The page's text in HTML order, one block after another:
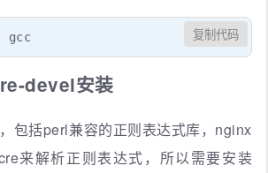
gcc 复制代码
devel安装
包括perl兼容的正则表达式库，nginx
来解析正则表达式，所以需要安装